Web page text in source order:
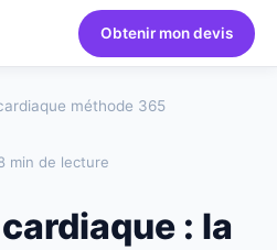
Obtenir mon devis
méthode 365
min de lecture
: la